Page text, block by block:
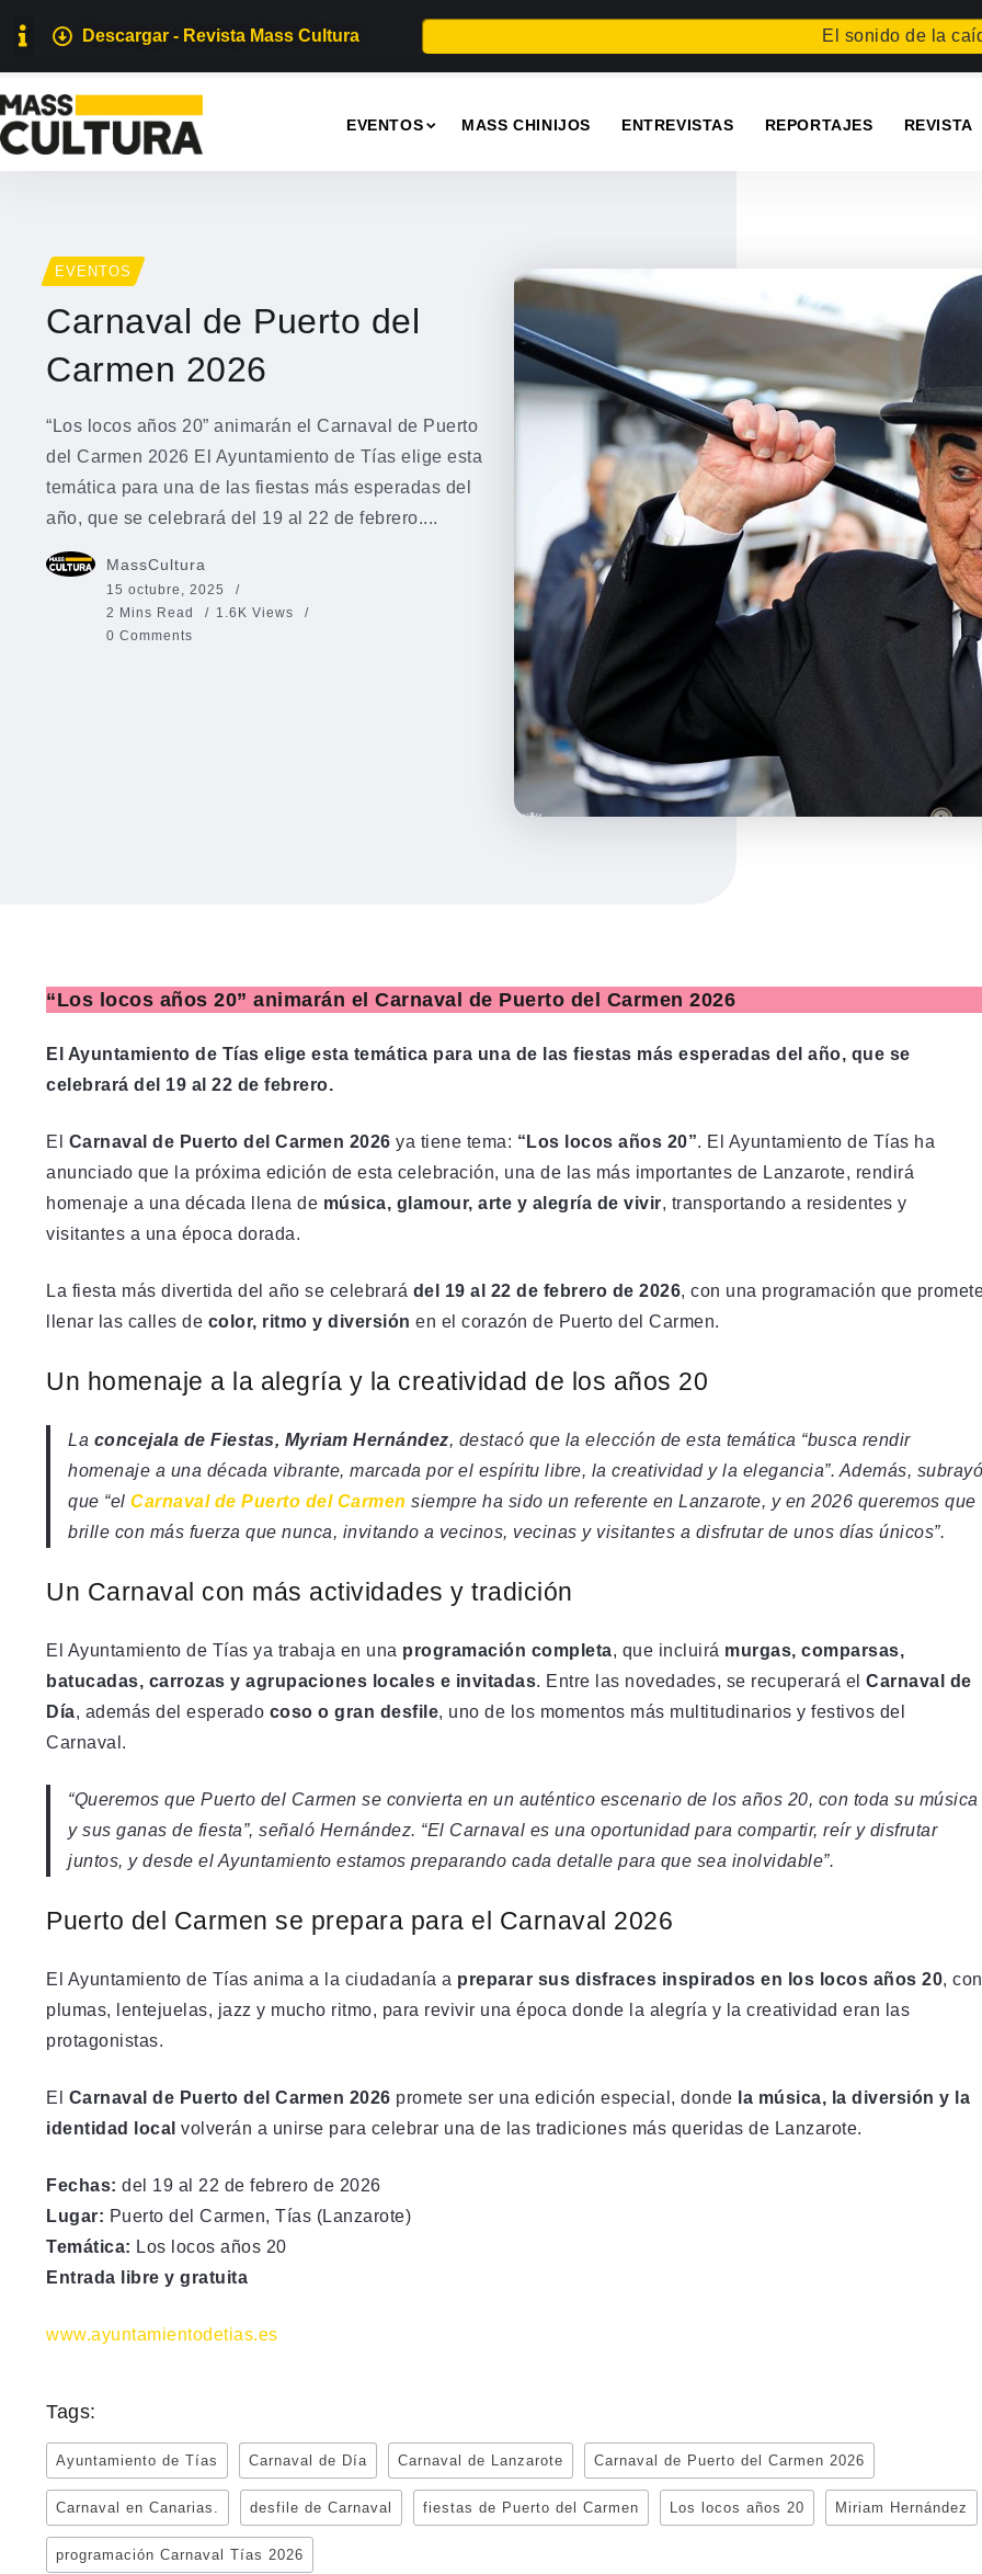
Descargar - Revista Mass Cultura El sonido de la caída
EVENTOS MASS CHINIJOS ENTREVISTAS REPORTAJES REVISTA
EVENTOS
Carnaval de Puerto del
Carmen 2026
“Los locos años 20” animarán el Carnaval de Puerto
del Carmen 2026 El Ayuntamiento de Tías elige esta
temática para una de las fiestas más esperadas del
año, que se celebrará del 19 al 22 de febrero....
MassCultura
15 octubre, 2025
2 Mins Read
1.6K Views
0 Comments
“Los locos años 20” animarán el Carnaval de Puerto del Carmen 2026
El Ayuntamiento de Tías elige esta temática para una de las fiestas más esperadas del año, que se
celebrará del 19 al 22 de febrero.
El Carnaval de Puerto del Carmen 2026 ya tiene tema: “Los locos años 20”. El Ayuntamiento de Tías ha
anunciado que la próxima edición de esta celebración, una de las más importantes de Lanzarote, rendirá
homenaje a una década llena de música, glamour, arte y alegría de vivir, transportando a residentes y
visitantes a una época dorada.
La fiesta más divertida del año se celebrará del 19 al 22 de febrero de 2026, con una programación que
llenar las calles de color, ritmo y diversión en el corazón de Puerto del Carmen.
Un homenaje a la alegría y la creatividad de los años 20
La concejala de Fiestas, Myriam Hernández, destacó que la elección de esta temática “busca rendir
homenaje a una década vibrante, marcada por el espíritu libre, la creatividad y la elegancia”. Además, subrayó
que “el Carnaval de Puerto del Carmen siempre ha sido un referente en Lanzarote, y en 2026 queremos que
brille con más fuerza que nunca, invitando a vecinos, vecinas y visitantes a disfrutar de unos días únicos”.
Un Carnaval con más actividades y tradición
El Ayuntamiento de Tías ya trabaja en una programación completa, que incluirá murgas, comparsas,
batucadas, carrozas y agrupaciones locales e invitadas. Entre las novedades, se recuperará el Carnaval de
Día, además del esperado coso o gran desfile, uno de los momentos más multitudinarios y festivos del
Carnaval.
“Queremos que Puerto del Carmen se convierta en un auténtico escenario de los años 20, con toda su música
y sus ganas de fiesta”, señaló Hernández. “El Carnaval es una oportunidad para compartir, reír y disfrutar
juntos, y desde el Ayuntamiento estamos preparando cada detalle para que sea inolvidable”.
Puerto del Carmen se prepara para el Carnaval 2026
El Ayuntamiento de Tías anima a la ciudadanía a preparar sus disfraces inspirados en los locos años 20, con
plumas, lentejuelas, jazz y mucho ritmo, para revivir una época donde la alegría y la creatividad eran las
protagonistas.
El Carnaval de Puerto del Carmen 2026 promete ser una edición especial, donde la música, la diversión y la
identidad local volverán a unirse para celebrar una de las tradiciones más queridas de Lanzarote.
Fechas: del 19 al 22 de febrero de 2026
Lugar: Puerto del Carmen, Tías (Lanzarote)
Temática: Los locos años 20
Entrada libre y gratuita
www.ayuntamientodetias.es
Tags:
Ayuntamiento de Tías Carnaval de Día Carnaval de Lanzarote Carnaval de Puerto del Carmen 2026
Carnaval en Canarias. desfile de Carnaval fiestas de Puerto del Carmen Los locos años 20 Miriam Hernández
programación Carnaval Tías 2026